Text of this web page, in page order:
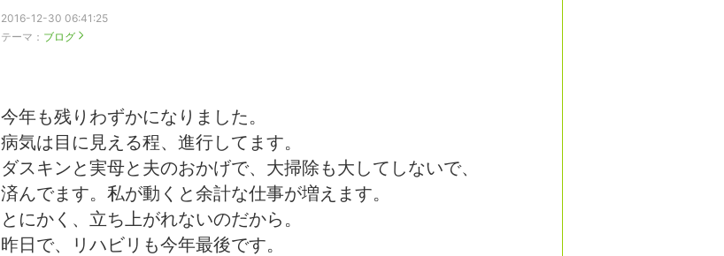
2016-12-30 06:41:25
テーマ： ブログ
今年も残りわずかになりました。
病気は目に見える程、進行してます。
ダスキンと実母と夫のおかげで、大掃除も大してしないで、
済んでます。私が動くと余計な仕事が増えます。
とにかく、立ち上がれないのだから。
昨日で、リハビリも今年最後です。